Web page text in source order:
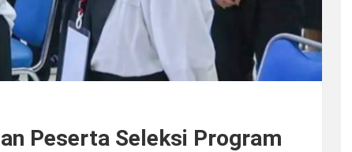
Peserta Seleksi Program